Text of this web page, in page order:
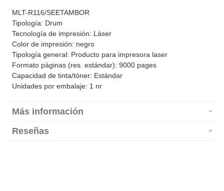
MLT-R116/SEETAMBOR
Tipología: Drum
Tecnología de impresión: Láser
Color de impresión: negro
Tipología general: Producto para impresora laser
Formato páginas (res. estándar): 9000 pages
Capacidad de tinta/tóner: Estándar
Unidades por embalaje: 1 nr
Más información
Reseñas